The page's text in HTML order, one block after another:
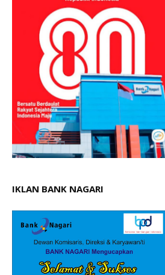
IKLAN BANK NAGARI